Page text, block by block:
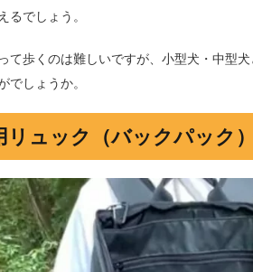
るでしょう。
て歩くのは難しいですが、小型犬・中型
でしょうか。
リュック（バックパック